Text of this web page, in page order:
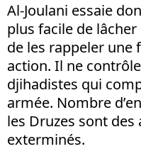
Al-Joulani essaie
plus facile de
de les rappeler une
action. Il ne
djihadistes qui
armée. Nombre
les Druzes sont
exterminés.